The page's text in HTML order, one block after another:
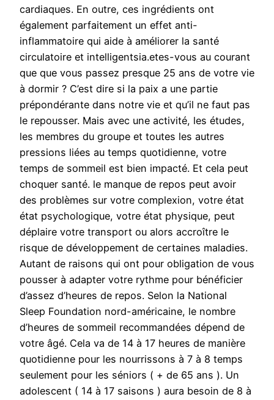
cardiaques. En outre, ces ingrédients ont
également parfaitement un effet anti-
inflammatoire qui aide à améliorer la santé
circulatoire et intelligentsia.etes-vous au courant
que que vous passez presque 25 ans de votre vie
à dormir ? C’est dire si la paix a une partie
prépondérante dans notre vie et qu’il ne faut pas
le repousser. Mais avec une activité, les études,
les membres du groupe et toutes les autres
pressions liées au temps quotidienne, votre
temps de sommeil est bien impacté. Et cela peut
choquer santé. le manque de repos peut avoir
des problèmes sur votre complexion, votre état
état psychologique, votre état physique, peut
déplaire votre transport ou alors accroître le
risque de développement de certaines maladies.
Autant de raisons qui ont pour obligation de vous
pousser à adapter votre rythme pour bénéficier
d’assez d’heures de repos. Selon la National
Sleep Foundation nord-américaine, le nombre
d’heures de sommeil recommandées dépend de
votre âgé. Cela va de 14 à 17 heures de manière
quotidienne pour les nourrissons à 7 à 8 temps
seulement pour les séniors ( + de 65 ans ). Un
adolescent ( 14 à 17 saisons ) aura besoin de 8 à